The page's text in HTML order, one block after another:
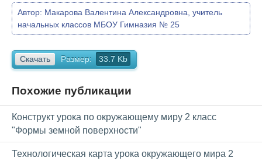
Автор: Макарова Валентина Александровна, учитель
начальных классов МБОУ Гимназия № 25
Скачать Размер: 33.7 Kb
Похожие публикации
Конструкт урока по окружающему миру 2 класс
"Формы земной поверхности"
Технологическая карта урока окружающего мира 2